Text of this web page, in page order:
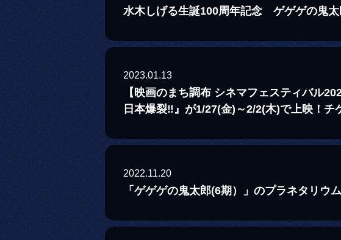
水木しげる生誕100周年記念 ゲゲゲの鬼太
2023.01.13
【映画のまち調布 シネマフェスティバル
日本爆裂‼』が1/27(金)～2/2(木)で上映！チ
2022.11.20
「ゲゲゲの鬼太郎(6期）」のプラネタリウ